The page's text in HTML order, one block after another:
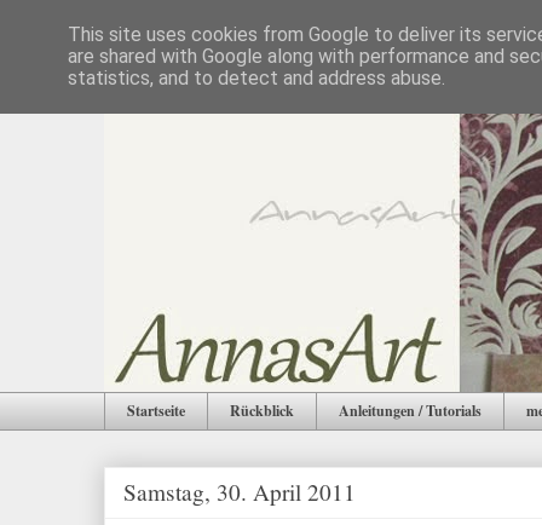
Startseite Rückblick Anleitungen / Tutorials
Samstag, 30. April 2011
This site uses cookies from Google to deliver its
are shared with Google along with performance and
statistics, and to detect and address abuse.